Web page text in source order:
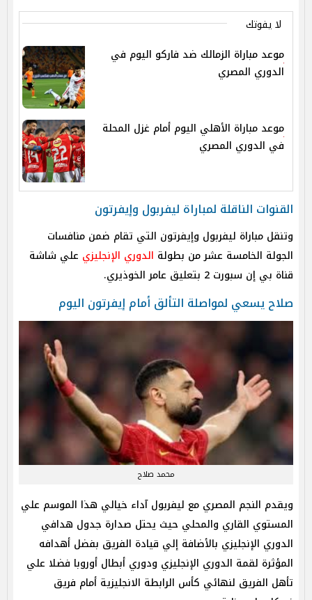
لا يفوتك
موعد مباراة الزمالك ضد فاركو اليوم في
الدوري المصري
موعد مباراة الأهلي اليوم أمام غزل المحلة
في الدوري المصري
القنوات الناقلة لمباراة ليفربول وإيفرتون
وتنقل مباراة ليفربول وإيفرتون التي تقام ضمن منافسات
الجولة الخامسة عشر من بطولة الدوري الإنجليزي علي شاشة
قناة بي إن سبورت 2 بتعليق عامر الخوذيري.
صلاح يسعي لمواصلة التألق أمام إيفرتون اليوم
محمد صلاح
ويقدم النجم المصري مع ليفربول آداء خيالي هذا الموسم علي
المستوي القاري والمحلي حيث يحتل صدارة جدول هدافي
الدوري الإنجليزي بالأضافة إلي قيادة الفريق بفضل أهدافه
المؤثرة لقمة الدوري الإنجليزي ودوري أبطال أوروبا فضلا علي
تأهل الفريق لنهائي كأس الرابطة الانجليزية أمام فريق